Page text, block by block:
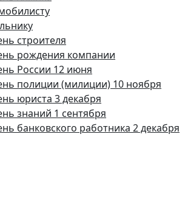
строителя
рождения компании
России 12 июня
полиции (милиции) 10 ноября
юриста 3 декабря
знаний 1 сентября
банковского работника 2 декабря